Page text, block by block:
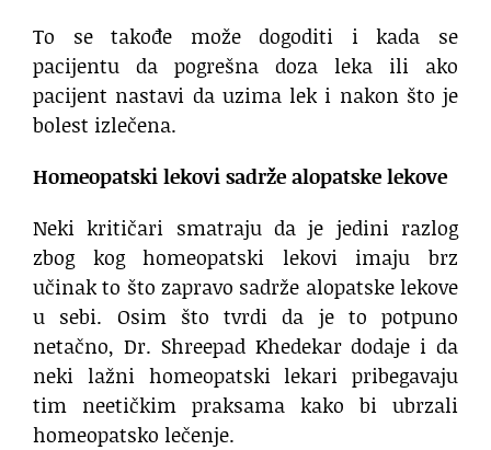
To se takođe može dogoditi i kada se
pacijentu da pogrešna doza leka ili ako
pacijent nastavi da uzima lek i nakon što je
bolest izlečena.
Homeopatski lekovi sadrže alopatske lekove
Neki kritičari smatraju da je jedini razlog
zbog kog homeopatski lekovi imaju brz
učinak to što zapravo sadrže alopatske lekove
u sebi. Osim što tvrdi da je to potpuno
netačno, Dr. Shreepad Khedekar dodaje i da
neki lažni homeopatski lekari pribegavaju
tim neetičkim praksama kako bi ubrzali
homeopatsko lečenje.